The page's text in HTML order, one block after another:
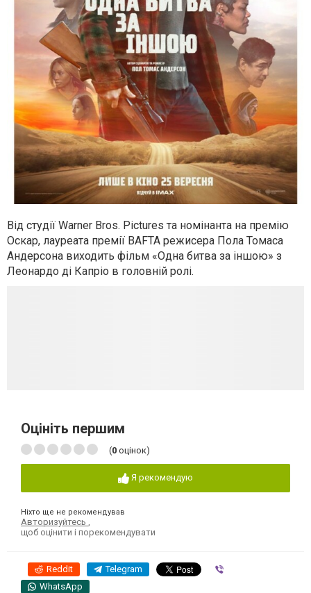
Від студії Warner Bros. Pictures та номінанта на премію
Оскар, лауреата премії BAFTA режисера Пола Томаса
Андерсона виходить фільм «Одна битва за іншою» з
Леонардо ді Капріо в головній ролі.
Оцініть першим
(0 оцінок)
Я рекомендую
Ніхто ще не рекомендував
Авторизуйтесь
щоб оцінити і порекомендувати
Reddit Telegram
WhatsApp